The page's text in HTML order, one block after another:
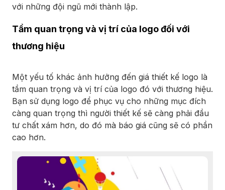
với những đội ngũ mới thành lập.
Tầm quan trọng và vị trí của logo đối với
thương hiệu
Một yếu tố khác ảnh hưởng đến giá thiết kế logo là
tầm quan trọng và vị trí của logo đó với thương hiệu.
Bạn sử dụng logo để phục vụ cho những mục đích
càng quan trọng thì người thiết kế sẽ càng phải đầu
tư chất xám hơn, do đó mà báo giá cũng sẽ có phần
cao hơn.